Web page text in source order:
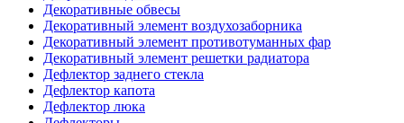
Декоративные обвесы
Декоративный элемент воздухозаборника
Декоративный элемент противотуманных фар
Декоративный элемент решетки радиатора
Дефлектор заднего стекла
Дефлектор капота
Дефлектор люка